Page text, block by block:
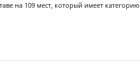
на 109 мест, который имеет категорию